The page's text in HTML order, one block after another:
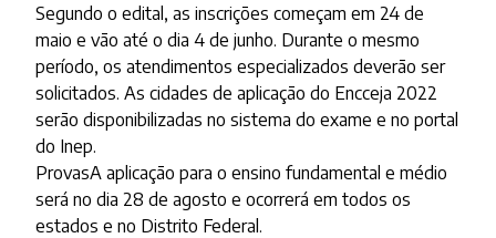
Segundo o edital, as inscrições começam em 24 de
maio e vão até o dia 4 de junho. Durante o mesmo
período, os atendimentos especializados deverão ser
solicitados. As cidades de aplicação do Encceja 2022
serão disponibilizadas no sistema do exame e no portal
do Inep.
ProvasA aplicação para o ensino fundamental e médio
será no dia 28 de agosto e ocorrerá em todos os
estados e no Distrito Federal.